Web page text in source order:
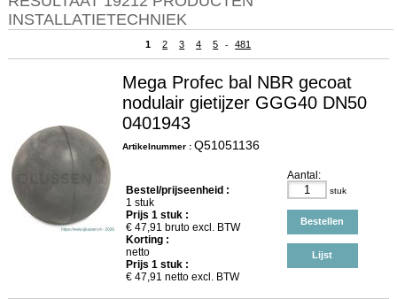
INSTALLATIETECHNIEK
1 2 3 4 5 - 481
Mega Profec bal NBR gecoat
nodulair gietijzer GGG40 DN50
0401943
Artikelnummer : Q51051136
Bestel/prijseenheid :
1 stuk
Prijs 1stuk :
€ 47,91 bruto excl. BTW
Korting :
netto
Prijs 1stuk :
€ 47,91 netto excl. BTW
Aantal:
stuk
Bestellen
Lijst